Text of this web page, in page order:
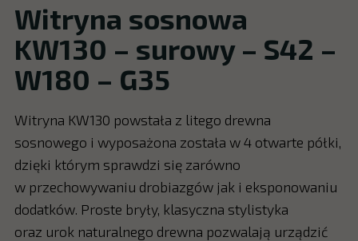
Witryna sosnowa
KW130 – surowy – S42 –
W180 – G35
Witryna KW130 powstała z litego drewna
sosnowego i wyposażona została w 4 otwarte półki,
dzięki którym sprawdzi się zarówno
w przechowywaniu drobiazgów jak i eksponowaniu
dodatków. Proste bryły, klasyczna stylistyka
oraz urok naturalnego drewna pozwalają urządzić